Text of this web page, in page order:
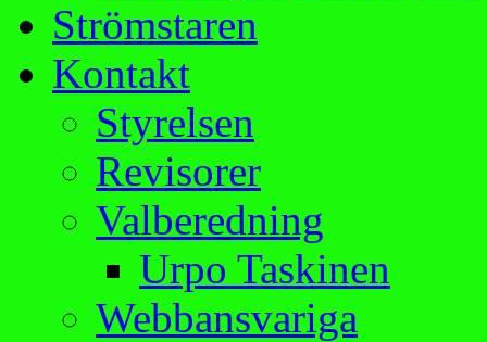
Strömstaren
Kontakt
Styrelsen
Revisorer
Valberedning
Urpo Taskinen
Webbansvariga